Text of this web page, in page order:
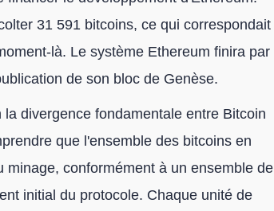
31 591 bitcoins, ce qui correspondait
là. Le système Ethereum finira par
de son bloc de Genèse.
divergence fondamentale entre Bitcoin
que l'ensemble des bitcoins en
conformément à un ensemble de
initial du protocole. Chaque unité de